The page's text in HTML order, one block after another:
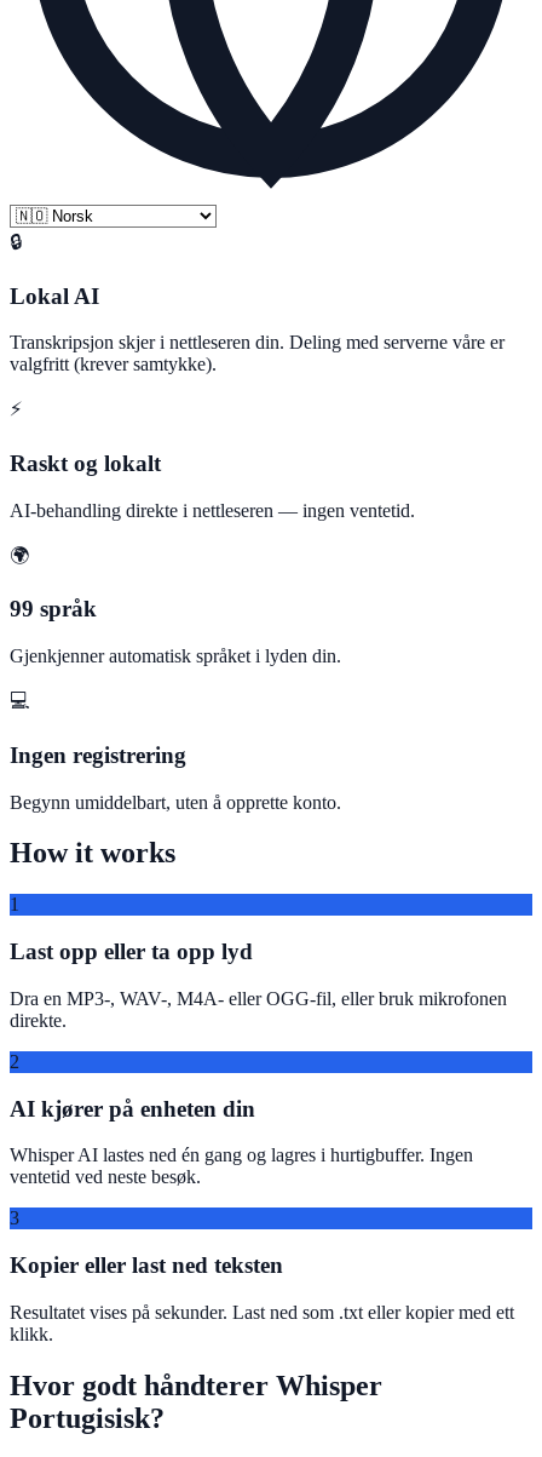
🔒
Lokal AI
Transkripsjon skjer i nettleseren din. Deling med serverne våre er
valgfritt (krever samtykke).
⚡
Raskt og lokalt
AI-behandling direkte i nettleseren — ingen ventetid.
🌍
99 språk
Gjenkjenner automatisk språket i lyden din.
💻
Ingen registrering
Begynn umiddelbart, uten å opprette konto.
How it works
1
Last opp eller ta opp lyd
Dra en MP3-, WAV-, M4A- eller OGG-fil, eller bruk mikrofonen
direkte.
2
AI kjører på enheten din
Whisper AI lastes ned én gang og lagres i hurtigbuffer. Ingen
ventetid ved neste besøk.
3
Kopier eller last ned teksten
Resultatet vises på sekunder. Last ned som .txt eller kopier med ett
klikk.
Hvor godt håndterer Whisper
Portugisisk?